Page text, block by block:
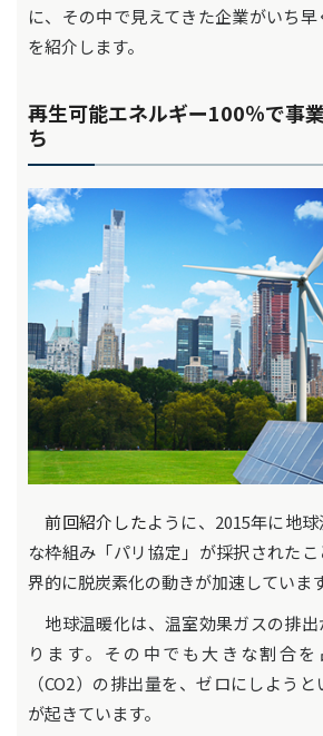
に、その中で見えてきた企業がいち
を紹介します。
再生可能エネルギー100％で事
ち
前回紹介したように、2015年に地
な枠組み「パリ協定」が採択された
界的に脱炭素化の動きが加速しています
地球温暖化は、温室効果ガスの排出
ります。その中でも大きな割合
（CO2）の排出量を、ゼロにしよう
が起きています。